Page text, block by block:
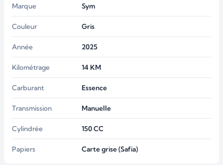
Marque Sym
Couleur Gris
Année 2025
Kilométrage 14KM
Carburant Essence
Transmission Manuelle
Cylindrée 150CC
Papiers Carte grise (Safia)